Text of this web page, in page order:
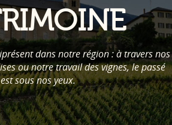
dans notre région : à travers nos
ou notre travail des vignes, le passé
est sous nos yeux.